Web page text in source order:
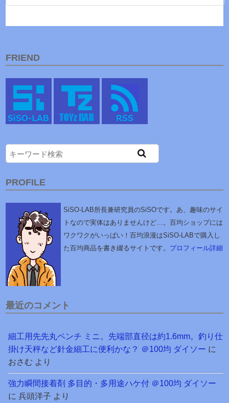
FRIEND
PROFILE
SiSO-LAB所長兼研究員のSiSOです。あ、趣味のサイ
トなので実体はありませんけど…。百均ショップには
ワクワクがいっぱい！百均浪漫はSiSO-LABで購入し
た百均商品を書き綴るサイトです。 プロフィール詳細
最近のコメント
細工用先先丸ペンチ ミニ。先端部直径は約1.6mm。釣り仕
掛け天秤など針金細工に便利かな？ ＠100均 ダイソー に
おさむ より
強力瞬間接着剤 多目的・多用途ハケ付 ＠100均 ダイソー
に兵頭洋子 より